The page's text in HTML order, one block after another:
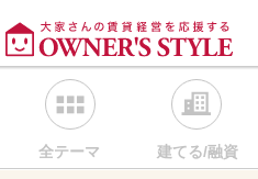
全テーマ 建てる/融資